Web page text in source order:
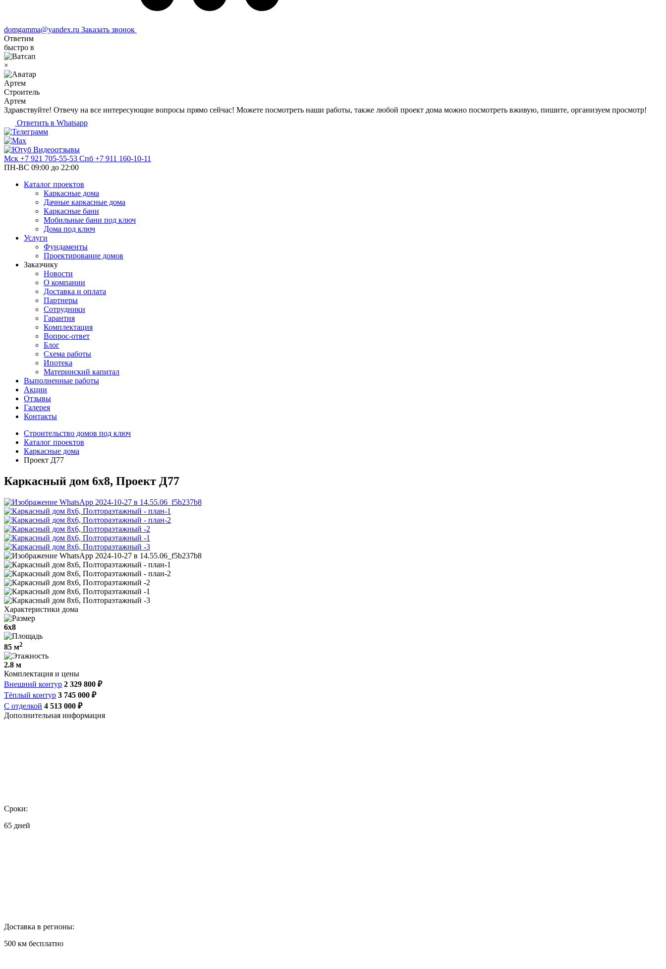
domgamma@yandex.ru Заказать звонок
Ответим
быстро в
×
Артем
Строитель
Артем
Здравствуйте! Отвечу на все интересующие вопросы прямо сейчас! Можете посмотреть наши работы, также любой проект дома можно посмотреть вживую, пишите, организуем просмотр!
Ответить в Whatsapp
Видеоотзывы
Мск +7 921 705-55-53 Спб +7 911 160-10-11
ПН-ВС 09:00 до 22:00
Каталог проектов
Каркасные дома
Дачные каркасные дома
Каркасные бани
Мобильные бани под ключ
Дома под ключ
Услуги
Фундаменты
Проектирование домов
Заказчику
Новости
О компании
Доставка и оплата
Партнеры
Сотрудники
Гарантия
Комплектация
Вопрос-ответ
Блог
Схема работы
Ипотека
Материнский капитал
Выполненные работы
Акции
Отзывы
Галерея
Контакты
Строительство домов под ключ
Каталог проектов
Каркасные дома
Проект Д77
Каркасный дом 6х8, Проект Д77
Характеристики дома
6х8
85 м2
2.8 м
Комплектация и цены
Внешний контур 2 329 800 ₽
Тёплый контур 3 745 000 ₽
С отделкой 4 513 000 ₽
Дополнительная информация
Сроки:
65 дней
Доставка в регионы:
500 км бесплатно